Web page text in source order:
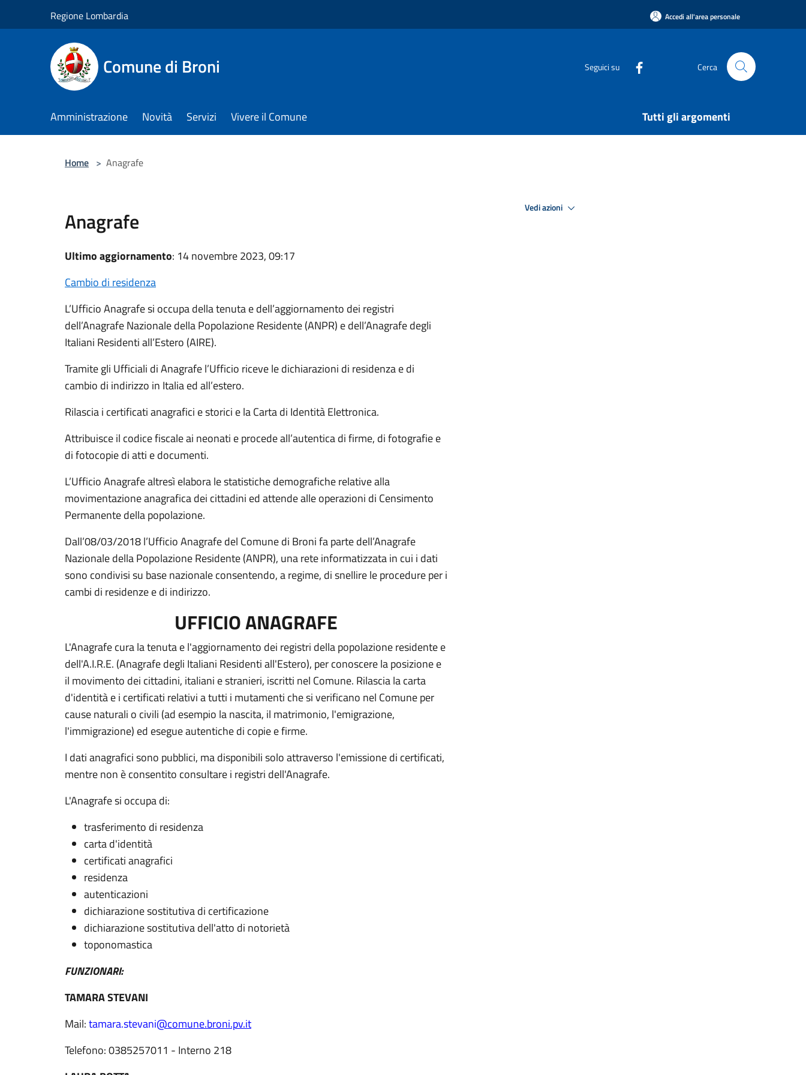
Regione Lombardia Accedi all'area personale
Comune di Broni Seguici su Cerca
Amministrazione Novità Servizi Vivere il Comune Tutti gli argomenti
Home > Anagrafe
Anagrafe
Ultimo aggiornamento: 14 novembre 2023, 09:17
Cambio di residenza
L’Ufficio Anagrafe si occupa della tenuta e dell’aggiornamento dei registri
dell’Anagrafe Nazionale della Popolazione Residente (ANPR) e dell’Anagrafe degli
Italiani Residenti all’Estero (AIRE).
Tramite gli Ufficiali di Anagrafe l’Ufficio riceve le dichiarazioni di residenza e di
cambio di indirizzo in Italia ed all’estero.
Rilascia i certificati anagrafici e storici e la Carta di Identità Elettronica.
Attribuisce il codice fiscale ai neonati e procede all’autentica di firme, di fotografie e
di fotocopie di atti e documenti.
L’Ufficio Anagrafe altresì elabora le statistiche demografiche relative alla
movimentazione anagrafica dei cittadini ed attende alle operazioni di Censimento
Permanente della popolazione.
Dall’08/03/2018 l’Ufficio Anagrafe del Comune di Broni fa parte dell’Anagrafe
Nazionale della Popolazione Residente (ANPR), una rete informatizzata in cui i dati
sono condivisi su base nazionale consentendo, a regime, di snellire le procedure per i
cambi di residenze e di indirizzo.
UFFICIO ANAGRAFE
L'Anagrafe cura la tenuta e l'aggiornamento dei registri della popolazione residente e
dell'A.I.R.E. (Anagrafe degli Italiani Residenti all'Estero), per conoscere la posizione e
il movimento dei cittadini, italiani e stranieri, iscritti nel Comune. Rilascia la carta
d'identità e i certificati relativi a tutti i mutamenti che si verificano nel Comune per
cause naturali o civili (ad esempio la nascita, il matrimonio, l'emigrazione,
l'immigrazione) ed esegue autentiche di copie e firme.
I dati anagrafici sono pubblici, ma disponibili solo attraverso l'emissione di certificati,
mentre non è consentito consultare i registri dell'Anagrafe.
L'Anagrafe si occupa di:
trasferimento di residenza
carta d'identità
certificati anagrafici
residenza
autenticazioni
dichiarazione sostitutiva di certificazione
dichiarazione sostitutiva dell'atto di notorietà
toponomastica
FUNZIONARI:
TAMARA STEVANI
Mail:tamara.stevani@comune.broni.pv.it
Telefono: 0385257011 - Interno 218
Vedi azioni